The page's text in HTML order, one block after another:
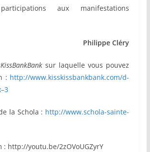
aux manifestations
Philippe Cléry
sur laquelle vous pouvez
: http://www.kisskissbankbank.com/d-
la Schola : http://www.schola-sainte-
: http://youtu.be/2zOVoUGZyrY